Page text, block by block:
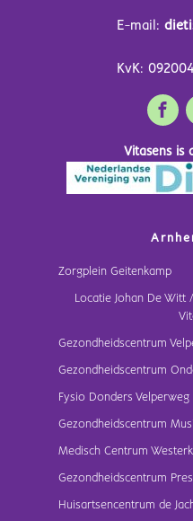
E-mail:
KvK:
Vitasens is
Zorgplein Geitenkamp
Locatie Johan De
Gezondheidscentrum
Gezondheidscentrum
Fysio Donders Velperweg
Gezondheidscentrum
Medisch Centrum
Gezondheidscentrum
Huisartsencentrum de